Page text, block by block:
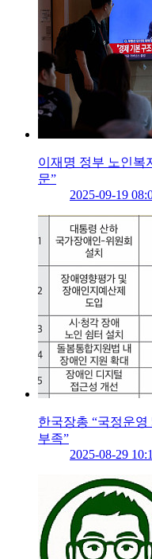
이재명 정부 노인복
문”
2025-09-19
한국장총 “국정운
부족”
2025-08-29